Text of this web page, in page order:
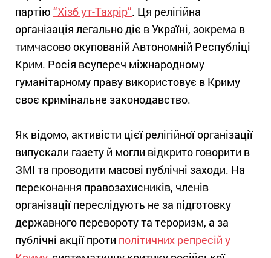
партію “Хізб ут-Тахрір”. Ця релігійна
організація легально діє в Україні, зокрема в
тимчасово окупованій Автономній Республіці
Крим. Росія всупереч міжнародному
гуманітарному праву використовує в Криму
своє кримінальне законодавство.
Як відомо, активісти цієї релігійної організації
випускали газету й могли відкрито говорити в
ЗМІ та проводити масові публічні заходи. На
переконання правозахисників, членів
організації переслідують не за підготовку
державного перевороту та тероризм, а за
публічні акції проти політичних репресій у